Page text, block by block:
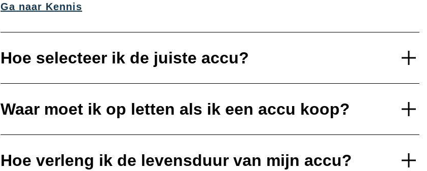
Ga naar Kennis
Hoe selecteer ik de juiste accu?
Waar moet ik op letten als ik een accu koop?
Hoe verleng ik de levensduur van mijn accu?